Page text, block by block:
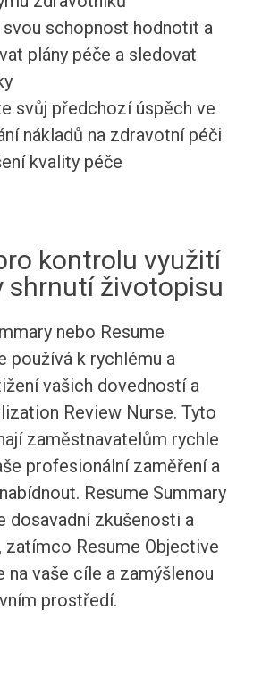
svou schopnost hodnotit a
plány péče a sledovat
svůj předchozí úspěch ve
nákladů na zdravotní péči
kvality péče
kontrolu využití
shrnutí životopisu
nebo Resume
používá k rychlému a
vašich dovedností a
Review Nurse. Tyto
zaměstnavatelům rychle
profesionální zaměření a
Resume Summary
dosavadní zkušenosti a
zatímco Resume Objective
na vaše cíle a zamýšlenou
prostředí.